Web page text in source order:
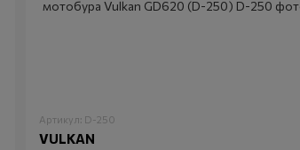
Артикул: D-250
VULKAN